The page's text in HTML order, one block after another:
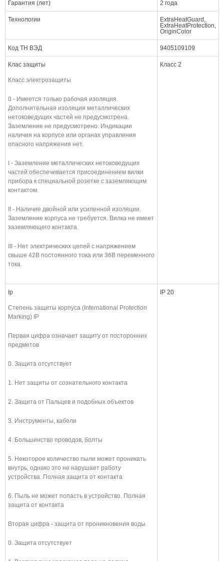
Гарантия (лет) 2 года
Технологии
ExtraHeatGuard,
ExtraHeatProtection,
OriginColor
Код ТН ВЭД 9405109109
Клас защиты
Класс электрозащиты
0 - Имеется только рабочая изоляция.
Дополнительная изоляция металлических
нетоковедущих частей не предусмотрена.
Заземление не предусмотрено. Индикации
наличия на корпусе или органах управления
опасного напряжения нет.
I - Заземление металлических нетоковедущих
частей обеспечивается присоединением вилки
прибора к специальной розетке с заземляющим
контактом.
II - Наличие двойной или усиленной изоляции.
Заземление корпуса не требуется. Вилка не имеет
заземляющего контакта.
III - Нет электрических цепей с напряжением
свыше 42В постоянного тока или 36В переменного
тока.
Класс 2
Ip
Степень защиты корпуса (International Protection
Marking) IP
Первая цифра означает защиту от посторонних
предметов
0. Защита отсутствует
1. Нет защиты от сознательного контакта
2. Защита от Пальцев и подобных объектов
3. Инструменты, кабели
4. Большинство проводов, болты
5. Некоторое количество пыли может проникать
внутрь, однако это не нарушает работу
устройства. Полная защита от контакта
6. Пыль не может попасть в устройство. Полная
защита от контакта
Вторая цифра - защита от проникновения воды
0. Защита отсутствует
IP 20